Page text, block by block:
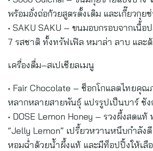
พร้อมอั่งถ่อก้วยสูตรดั้งเดิม และเกี๊ยวกุย
• SAKU SAKU – ขนมอบกรอบจากเนื้อ
7 รสชาติ ทั้งทรัฟเฟิล หมาล่า ลาบ และ
เครื่องดื่ม–สเปเชียลเมนู
• Fair Chocolate – ช็อกโกแลตไทยคุณ
หลากหลายสายพันธุ์ แปรรูปเป็นบาร์ ชัง
• DOSE Lemon Honey – รวงผึ้งสดแท้
“Jelly Lemon” เปรี้ยวหวานหนึบกำลัง
หอมฉ่ำด้วยน้ำผึ้งแท้ และมีท็อปปิ้งให้เลื